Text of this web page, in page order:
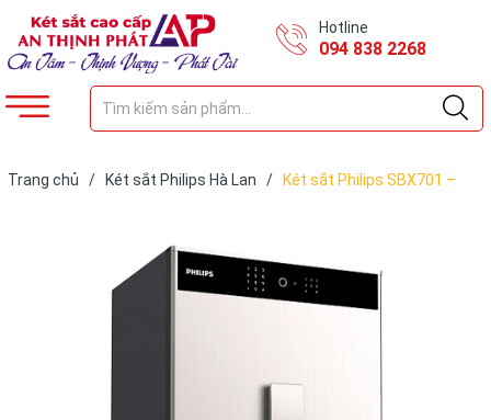
Hotline
094 838 2268
Trang chủ / Két sắt Philips Hà Lan /
Két sắt Philips SBX701 –